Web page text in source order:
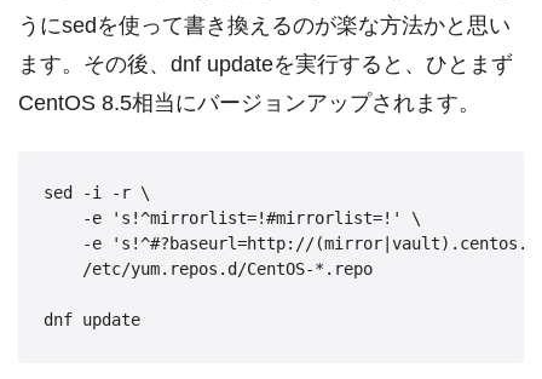
うにsedを使って書き換えるのが楽な方法かと思い
ます。その後、dnf updateを実行すると、ひとまず
CentOS 8.5相当にバージョンアップされます。
sed -i -r \
    -e 's!^mirrorlist=!#mirrorlist=!' \
-e 's!^#?baseurl=http://
    /etc/yum.repos.d/CentOS-*.repo